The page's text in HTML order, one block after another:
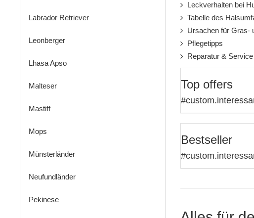
Leckverhalten bei
Tabelle des
Ursachen für Gras-
Pflegetipps
Reparatur & Service
Top offers
Bestseller
Labrador Retriever
Leonberger
Lhasa Apso
Malteser
Mastiff
Mops
Münsterländer
Neufundländer
Pekinese